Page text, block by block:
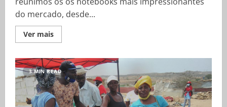
do mercado, desde...
Ver mais
3 MIN READ